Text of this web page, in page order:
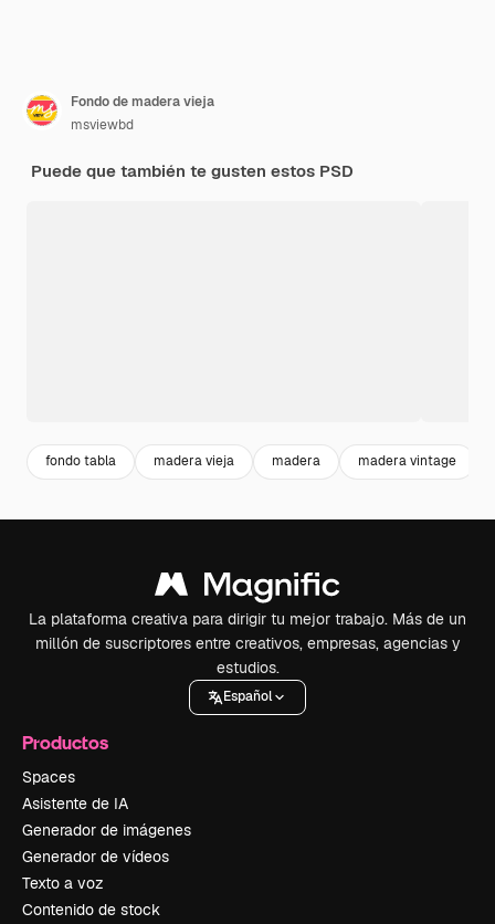
Fondo de madera vieja
msviewbd
Puede que también te gusten estos PSD
fondo tabla madera vieja madera madera vintage
La plataforma creativa para dirigir tu mejor trabajo. Más de un
millón de suscriptores entre creativos, empresas, agencias y
estudios.
Español
Productos
Spaces
Asistente de IA
Generador de imágenes
Generador de vídeos
Texto a voz
Contenido de stock